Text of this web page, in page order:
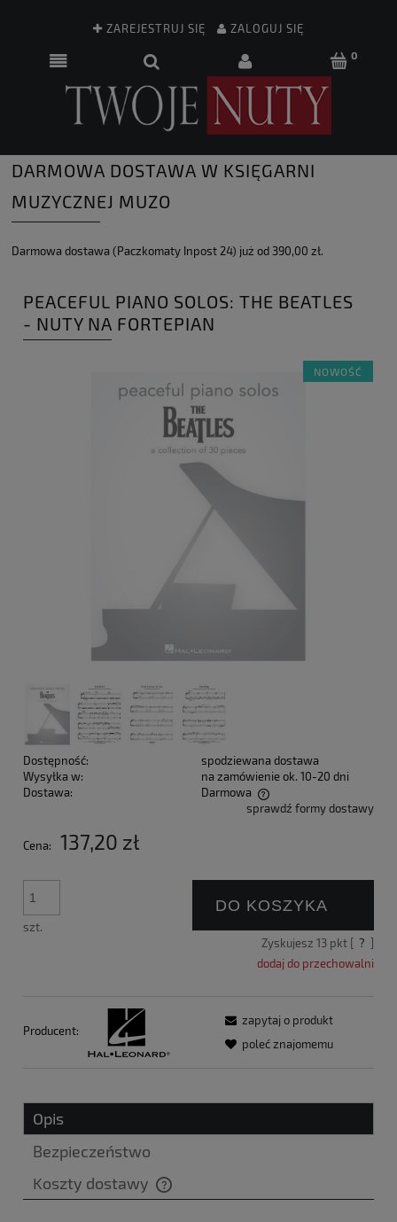
ZAREJESTRUJ SIĘ ZALOGUJ SIĘ
DARMOWA DOSTAWA W KSIĘGARNI
MUZYCZNEJ MUZO
Darmowa dostawa (Paczkomaty Inpost 24) już od 390,00 zł.
PEACEFUL PIANO SOLOS: THE BEATLES
- NUTY NA FORTEPIAN
NOWOŚĆ
Dostępność:
spodziewana dostawa
Wysyłka w:
na zamówienie ok. 10-20 dni
Dostawa:
Darmowa
Cena nie zawiera ewentualnych kosztów płatnościsprawdź formy dostawy
Cena: 137,20 zł
szt.
DO KOSZYKA
Zyskujesz 13pkt [ ? ]
dodaj do przechowalni
Producent:
zapytaj o produkt
poleć znajomemu
Opis
Bezpieczeństwo
Koszty dostawy
Cena nie zawiera ewentualnych kosztów płatności